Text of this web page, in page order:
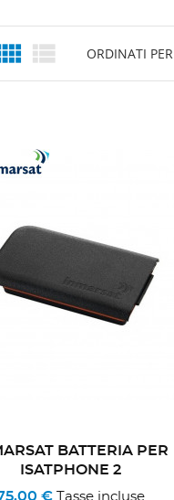
 ORDINATI PER
BATTERIA PER
ISATPHONE 2
€ Tasse incluse